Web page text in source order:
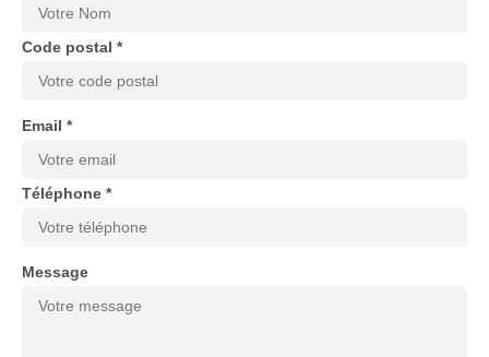
Code postal *
Email *
Téléphone *
Message